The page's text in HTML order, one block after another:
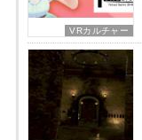
VRカルチャー